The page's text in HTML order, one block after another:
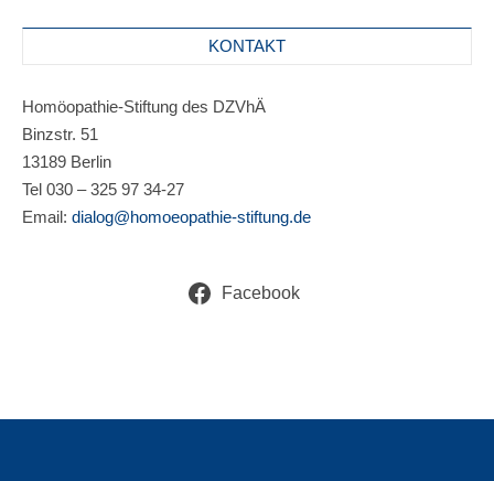
KONTAKT
Homöopathie-Stiftung des DZVhÄ
Binzstr. 51
13189 Berlin
Tel 030 – 325 97 34-27
Email: dialog@homoeopathie-stiftung.de
Facebook